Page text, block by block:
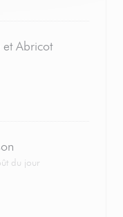
et Abricot
du jour